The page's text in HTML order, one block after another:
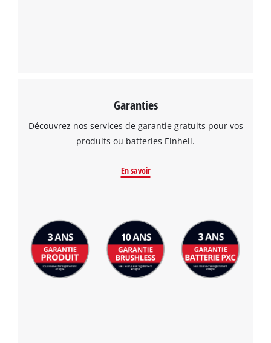
Garanties
Découvrez nos services de garantie gratuits pour vos
produits ou batteries Einhell.
En savoir